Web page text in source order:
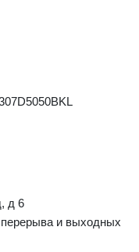
д 6
и выходных